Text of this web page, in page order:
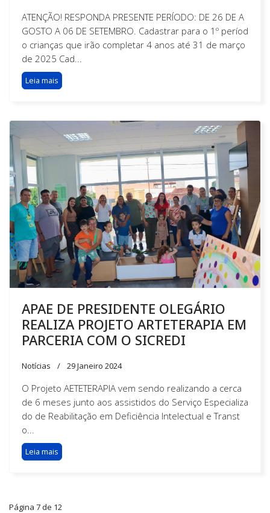
ATENÇÃO! RESPONDA PRESENTE PERÍODO: DE 26 DE A
GOSTO A 06 DE SETEMBRO. Cadastrar para o 1º períod
o crianças que irão completar 4 anos até 31 de março
de 2025 Cad...
Leia mais
APAE DE PRESIDENTE OLEGÁRIO
REALIZA PROJETO ARTETERAPIA EM
PARCERIA COM O SICREDI
Notícias 29 Janeiro 2024
O Projeto AETETERAPIA vem sendo realizando a cerca
de 6 meses junto aos assistidos do Serviço Especializa
do de Reabilitação em Deficiência Intelectual e Transt
o...
Leia mais
Página 7 de 12